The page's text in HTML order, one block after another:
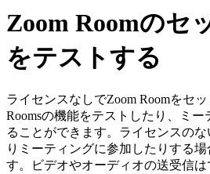
Zoom Roomのセ
をテストする
ライセンスなしでZoom Roomをセ
Roomsの機能をテストしたり、ミ
ることができます。ライセンスの
りミーティングに参加したりする
す。ビデオやオーディオの送受信